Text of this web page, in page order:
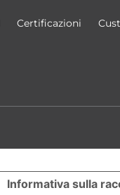
Certificazioni
Informativa sulla